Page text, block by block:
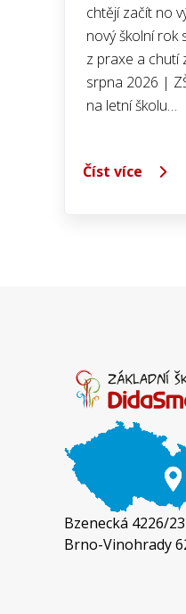
chtějí začít no
nový školní rok
z praxe a chutí
srpna 2026 |
na letní školu…
Číst více
Bzenecká 4226/23
Brno-Vinohrady